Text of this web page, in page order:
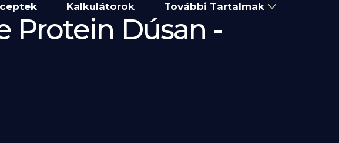
Kalkulátorok További Tartalmak
Protein Dúsan -